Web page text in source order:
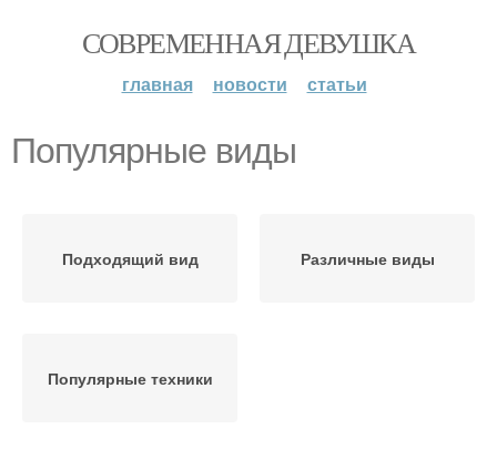
СОВРЕМЕННАЯ ДЕВУШКА
главная новости статьи
Популярные виды
Подходящий вид Различные виды
Популярные техники